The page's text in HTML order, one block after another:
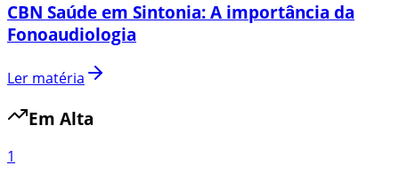
CBN Saúde em Sintonia: A importância da
Fonoaudiologia
Ler matéria
Em Alta
1